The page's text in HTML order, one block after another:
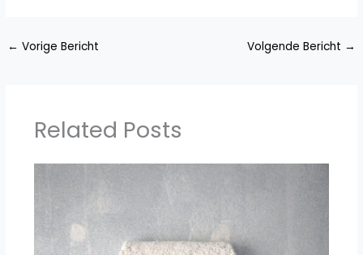
← Vorige Bericht Volgende Bericht →
Related Posts